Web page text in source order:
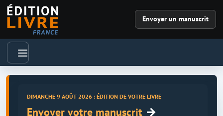
Envoyer un manuscrit
DIMANCHE 9 AOÛT 2026 : ÉDITION DE VOTRE LIVRE
Envoyer votre manuscrit →